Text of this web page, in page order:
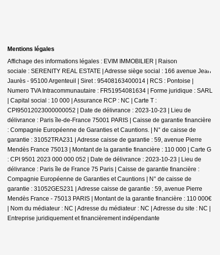
Mentions légales
Affichage des informations légales : EVIM IMMOBILIER | Raison
sociale : SERENITY REAL ESTATE | Adresse siège social : 166 avenue Jean
Jaurès - 95100 Argenteuil | Siret : 95408163400014 | RCS : Pontoise |
Numero TVA Intracommunautaire : FR51954081634 | Forme juridique : SARL
| Capital social : 10 000 | Assurance RCP : NC | Carte T :
CPI95012023000000052 | Date de délivrance : 2023-10-23 | Lieu de
délivrance : Paris île-de-France 75001 PARIS | Caisse de garantie financière
: Compagnie Européenne de Garanties et Cauntions. | N° de caisse de
garantie : 31052TRA231 | Adresse caisse de garantie : 59, avenue Pierre
Mendès France 75013 | Montant de la garantie financière : 110 000 | Carte G
: CPI 9501 2023 000 000 052 | Date de délivrance : 2023-10-23 | Lieu de
délivrance : Paris île de France 75 Paris | Caisse de garantie financière :
Compagnie Européenne de Garanties et Cauntions | N° de caisse de
garantie : 31052GES231 | Adresse caisse de garantie : 59, avenue Pierre
Mendès France - 75013 PARIS | Montant de la garantie financière : 110 000€
| Nom du médiateur : NC | Adresse du médiateur : NC | Adresse du site : NC |
Entreprise juridiquement et financièrement indépendante